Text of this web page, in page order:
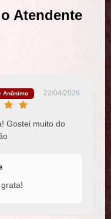
Atendente
Anônimo
22/04/2026
Gostei muito do